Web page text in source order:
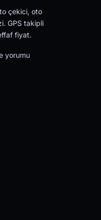
çekici, oto
GPS takipli
fiyat.
yorumu